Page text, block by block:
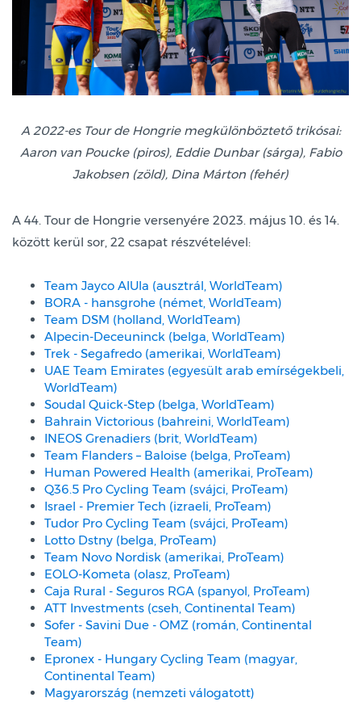
A 2022-es Tour de Hongrie megkülönböztető trikósai:
Aaron van Poucke (piros), Eddie Dunbar (sárga), Fabio
Jakobsen (zöld), Dina Márton (fehér)
A 44. Tour de Hongrie versenyére 2023. május 10. és 14.
között kerül sor, 22 csapat részvételével:
Team Jayco AlUla (ausztrál, WorldTeam)
BORA - hansgrohe (német, WorldTeam)
Team DSM (holland, WorldTeam)
Alpecin-Deceuninck (belga, WorldTeam)
Trek - Segafredo (amerikai, WorldTeam)
UAE Team Emirates (egyesült arab emírségekbeli,
WorldTeam)
Soudal Quick-Step (belga, WorldTeam)
Bahrain Victorious (bahreini, WorldTeam)
INEOS Grenadiers (brit, WorldTeam)
Team Flanders – Baloise (belga, ProTeam)
Human Powered Health (amerikai, ProTeam)
Q36.5 Pro Cycling Team (svájci, ProTeam)
Israel - Premier Tech (izraeli, ProTeam)
Tudor Pro Cycling Team (svájci, ProTeam)
Lotto Dstny (belga, ProTeam)
Team Novo Nordisk (amerikai, ProTeam)
EOLO-Kometa (olasz, ProTeam)
Caja Rural - Seguros RGA (spanyol, ProTeam)
ATT Investments (cseh, Continental Team)
Sofer - Savini Due - OMZ (román, Continental
Team)
Epronex - Hungary Cycling Team (magyar,
Continental Team)
Magyarország (nemzeti válogatott)